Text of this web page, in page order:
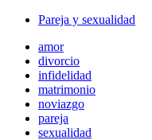
Pareja y sexualidad
amor
divorcio
infidelidad
matrimonio
noviazgo
pareja
sexualidad